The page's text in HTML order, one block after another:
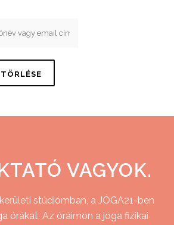
VAGYOK.
stúdiómban, a JÓGA21-ben
órákat. Az óráimon a jóga fizikai